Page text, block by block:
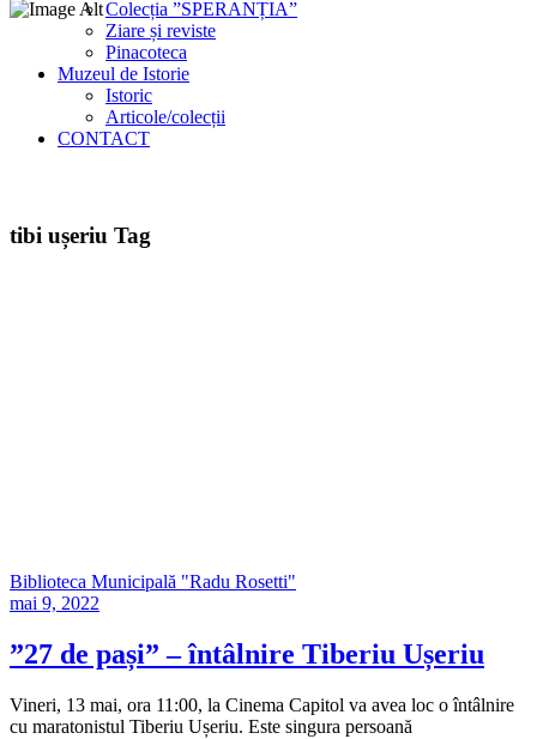
Colecția ”SPERANȚIA”
Ziare și reviste
Pinacoteca
Muzeul de Istorie
Istoric
Articole/colecții
CONTACT
tibi ușeriu Tag
Biblioteca Municipală "Radu Rosetti"
mai 9, 2022
”27 de pași” – întâlnire Tiberiu Ușeriu
Vineri, 13 mai, ora 11:00, la Cinema Capitol va avea loc o întâlnire
cu maratonistul Tiberiu Ușeriu. Este singura persoană